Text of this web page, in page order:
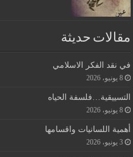
مقالات حديثة
في نقد الفكر الاسلامي
8 يونيو، 2026
التسييقية…فلسفة الحياه
8 يونيو، 2026
أهمية اللسانيات واقسامها
3 يونيو، 2026